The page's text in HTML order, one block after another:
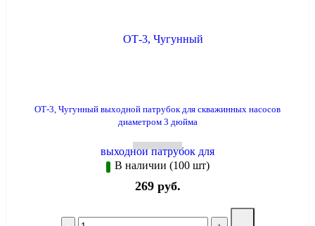
ОТ-3, Чугунный выходной патрубок для скважинных насосов
диаметром 3 дюйма
В наличии (100 шт)
269 руб.